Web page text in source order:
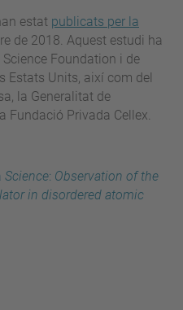
estat publicats per la
de 2018. Aquest estudi ha
Foundation i de
Estats Units, així com del
la Generalitat de
Fundació Privada Cellex.
Science: Observation of the
in disordered atomic